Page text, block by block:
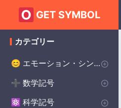
GET SYMBOL
カテゴリー
😊 エモーション・シンボル
♥ ハートのシンボル
❤️ 愛のシンボル
😡 怒りのシンボル
😰 不安のシンボル
😀 ハッピーシンボル
😰 悲しいシンボル
😲 サプライズシンボル
😨 恐怖のシンボル
😊 スマイリーシンボル
💌 誓いのシンボル
🔴 幸運のシンボル
➕ 数学記号
♾️ インフィニティ・シンボル
∑ 代数記号
⌀ 幾何学記号
π 円周率記号
Δ デルタ記号
√ 平方根記号
α アルファシンボル
> より大きい記号
< より小さい記号
Σ シグマシンボル
± プラスマイナス記号
÷ 除算記号
λ ラムダ記号
P(A)統計記号
∑ 合計記号
⚛️ 科学記号